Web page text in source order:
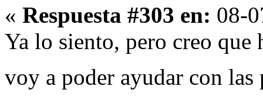
« Respuesta #303 en: 08-
Ya lo siento, pero creo que
voy a poder ayudar con las